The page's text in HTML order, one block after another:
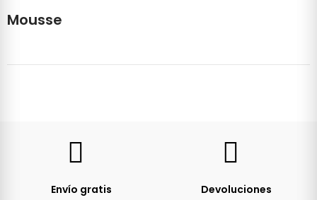
Mousse
Envío gratis
Devoluciones